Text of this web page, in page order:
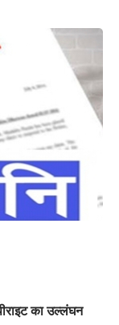
का उल्लंघन